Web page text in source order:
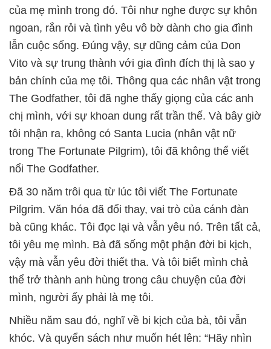
của mẹ mình trong đó. Tôi như nghe được sự khôn
ngoan, rắn rỏi và tình yêu vô bờ dành cho gia đình
lẫn cuộc sống. Đúng vậy, sự dũng cảm của Don
Vito và sự trung thành với gia đình đích thị là sao y
bản chính của mẹ tôi. Thông qua các nhân vật trong
The Godfather, tôi đã nghe thấy giọng của các anh
chị mình, với sự khoan dung rất trần thế. Và bây giờ
tôi nhận ra, không có Santa Lucia (nhân vật nữ
trong The Fortunate Pilgrim), tôi đã không thể viết
nổi The Godfather.
Đã 30 năm trôi qua từ lúc tôi viết The Fortunate
Pilgrim. Văn hóa đã đổi thay, vai trò của cánh đàn
bà cũng khác. Tôi đọc lại và vẫn yêu nó. Trên tất cả,
tôi yêu mẹ mình. Bà đã sống một phận đời bi kịch,
vậy mà vẫn yêu đời thiết tha. Và tôi biết mình chả
thể trở thành anh hùng trong câu chuyện của đời
mình, người ấy phải là mẹ tôi.
Nhiều năm sau đó, nghĩ về bi kịch của bà, tôi vẫn
khóc. Và quyển sách như muốn hét lên: “Hãy nhìn